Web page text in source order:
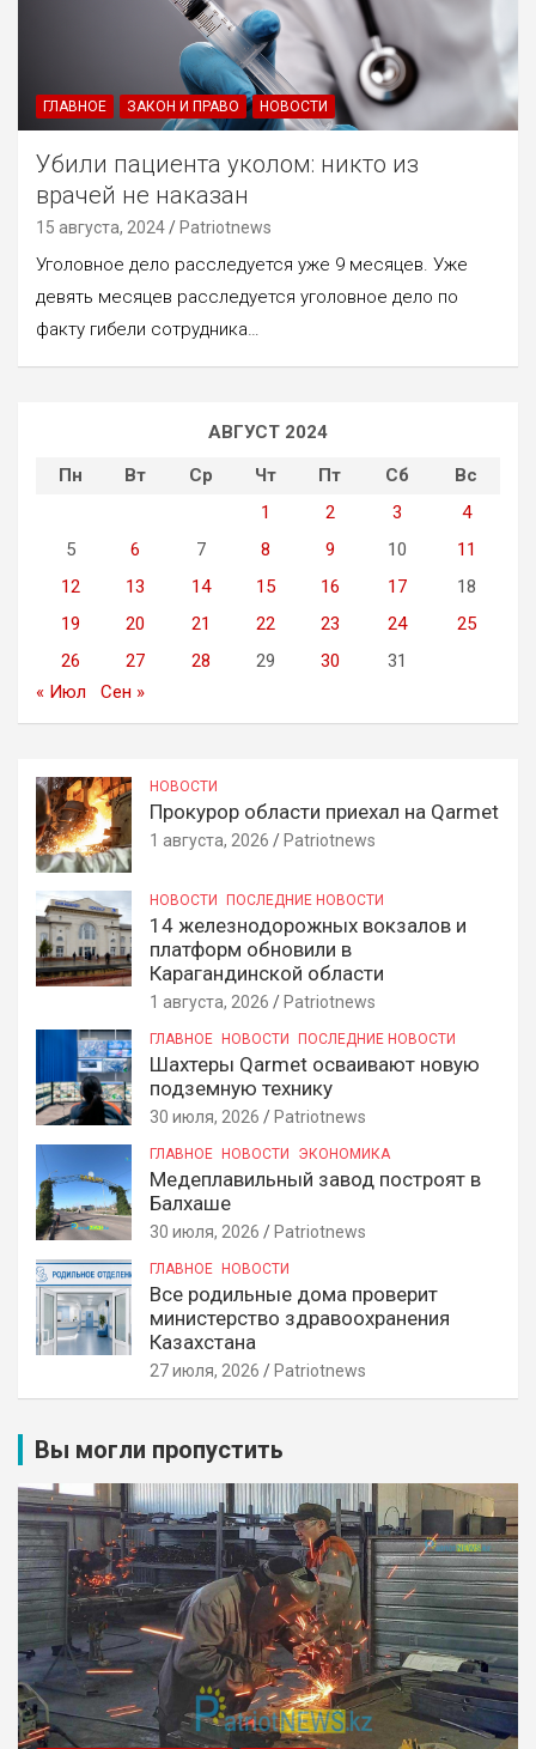
ГЛАВНОЕ ЗАКОН И ПРАВО НОВОСТИ
Убили пациента уколом: никто из
врачей не наказан
15 августа, 2024 Patriotnews
Уголовное дело расследуется уже 9 месяцев. Уже
девять месяцев расследуется уголовное дело по
факту гибели сотрудника…
АВГУСТ 2024
Пн
Вт Ср Чт Пт Сб
Вс
1
2 3
4
5
6 7 8 9 10
11
12
13 14 15 16 17
18
19
20 21 22 23 24
25
26
27 28 29 30
31
« Июл
Сен »
НОВОСТИ
Прокурор области приехал на Qarmet
1 августа, 2026 Patriotnews
НОВОСТИ ПОСЛЕДНИЕ НОВОСТИ
14 железнодорожных вокзалов и
платформ обновили в
Карагандинской области
1 августа, 2026 Patriotnews
ГЛАВНОЕ НОВОСТИ ПОСЛЕДНИЕ НОВОСТИ
Шахтеры Qarmet осваивают новую
подземную технику
30 июля, 2026 Patriotnews
ГЛАВНОЕ НОВОСТИ ЭКОНОМИКА
Медеплавильный завод построят в
Балхаше
30 июля, 2026 Patriotnews
ГЛАВНОЕ НОВОСТИ
Все родильные дома проверит
министерство здравоохранения
Казахстана
27 июля, 2026 Patriotnews
Вы могли пропустить